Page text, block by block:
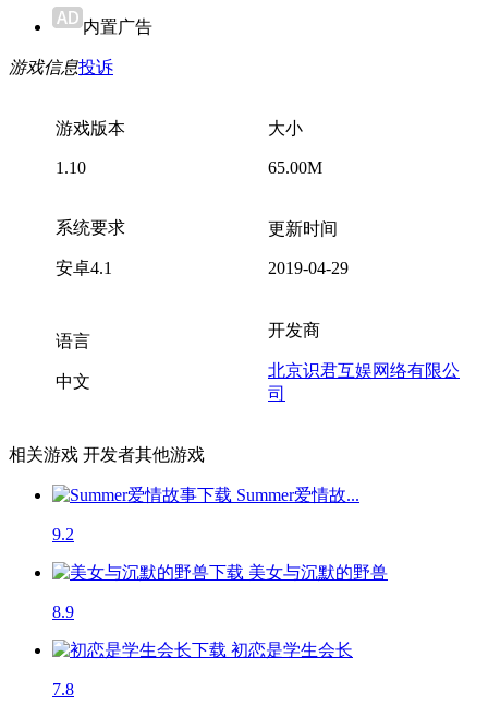
内置广告
游戏信息投诉
游戏版本
1.10
大小
65.00M
系统要求
安卓4.1
更新时间
2019-04-29
语言
中文
开发商
北京识君互娱网络有限公
司
相关游戏 开发者其他游戏
Summer爱情故...
9.2
美女与沉默的野兽
8.9
初恋是学生会长
7.8